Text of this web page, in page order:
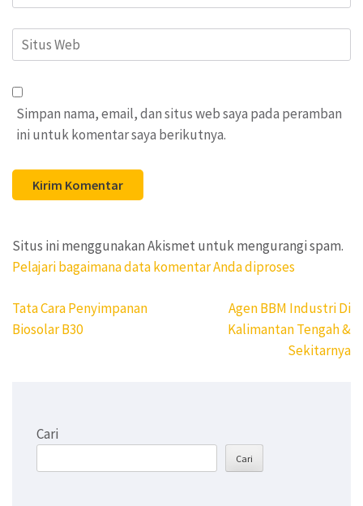
Situs
Web
Simpan nama, email, dan situs web saya pada peramban
ini untuk komentar saya berikutnya.
Situs ini menggunakan Akismet untuk mengurangi spam.
Pelajari bagaimana data komentar Anda diproses
Navigasi
pos
Tata Cara Penyimpanan
Biosolar B30
Agen BBM Industri Di
Kalimantan Tengah &
Sekitarnya
Cari
Cari